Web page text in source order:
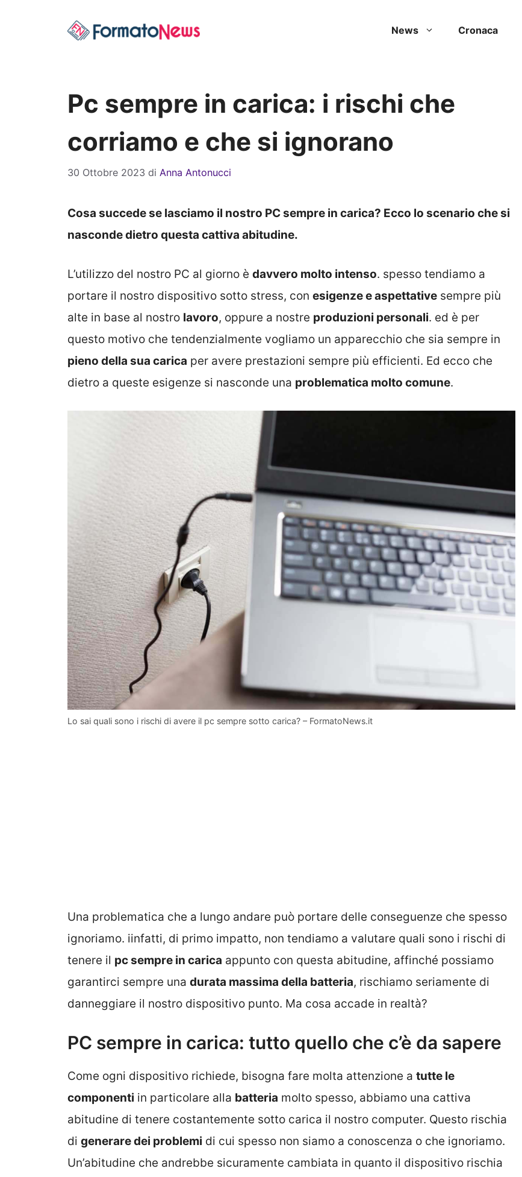
News Cronaca
Pc sempre in carica: i rischi che
corriamo e che si ignorano
30 Ottobre 2023 di Anna Antonucci
Cosa succede se lasciamo il nostro PC sempre in carica? Ecco lo scenario che si
nasconde dietro questa cattiva abitudine.
L’utilizzo del nostro PC al giorno è davvero molto intenso. spesso tendiamo a
portare il nostro dispositivo sotto stress, con esigenze e aspettative sempre più
alte in base al nostro lavoro, oppure a nostre produzioni personali. ed è per
questo motivo che tendenzialmente vogliamo un apparecchio che sia sempre in
pieno della sua carica per avere prestazioni sempre più efficienti. Ed ecco che
dietro a queste esigenze si nasconde una problematica molto comune.
Lo sai quali sono i rischi di avere il pc sempre sotto carica? – FormatoNews.it
Una problematica che a lungo andare può portare delle conseguenze che spesso
ignoriamo. iinfatti, di primo impatto, non tendiamo a valutare quali sono i rischi di
tenere il pc sempre in carica appunto con questa abitudine, affinché possiamo
garantirci sempre una durata massima della batteria, rischiamo seriamente di
danneggiare il nostro dispositivo punto. Ma cosa accade in realtà?
PC sempre in carica: tutto quello che c’è da sapere
Come ogni dispositivo richiede, bisogna fare molta attenzione a tutte le
componenti in particolare alla batteria molto spesso, abbiamo una cattiva
abitudine di tenere costantemente sotto carica il nostro computer. Questo rischia
di generare dei problemi di cui spesso non siamo a conoscenza o che ignoriamo.
Un’abitudine che andrebbe sicuramente cambiata in quanto il dispositivo rischia